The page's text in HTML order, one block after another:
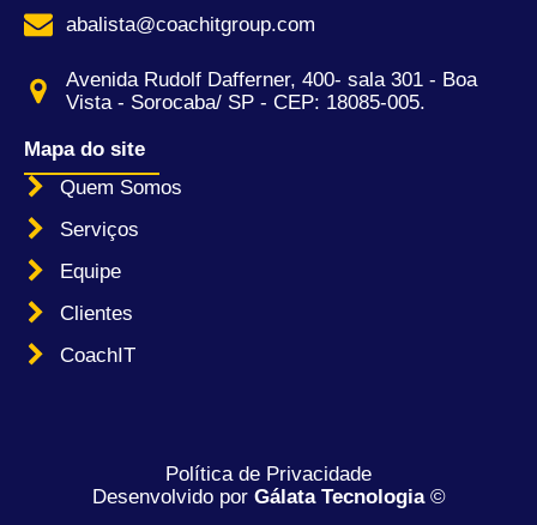
abalista@coachitgroup.com
Avenida Rudolf Dafferner, 400- sala 301 - Boa
Vista - Sorocaba/ SP - CEP: 18085-005.
Mapa do site
Quem Somos
Serviços
Equipe
Clientes
CoachIT
Política de Privacidade
Desenvolvido por Gálata Tecnologia©